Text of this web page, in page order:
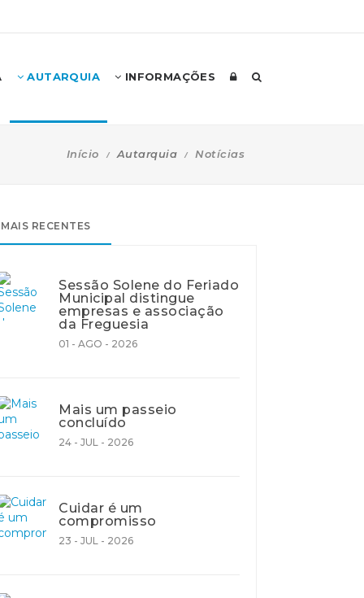
AUTARQUIA INFORMAÇÕES
Início Autarquia Notícias
MAIS RECENTES
Sessão Solene do Feriado
Municipal distingue
empresas e associação
da Freguesia
01 - AGO - 2026
Mais um passeio
concluído
24 - JUL - 2026
Cuidar é um
compromisso
23 - JUL - 2026